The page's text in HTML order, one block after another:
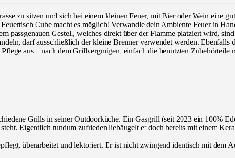
zu sitzen und sich bei einem kleinen Feuer, mit Bier oder Wein eine
Cube macht es möglich! Verwandle dein Ambiente Feuer in
passgenauen Gestell, welches direkt über der Flamme platziert wird,
darf ausschließlich der kleine Brenner verwendet werden. Ebenfalls
aus – nach dem Grillvergnügen, einfach die benutzten
Grills in seiner Outdoorküche. Ein Gasgrill (seit 2023 ein 100%
Eigentlich rundum zufrieden liebäugelt er doch bereits mit einem
überarbeitet und lektoriert. Er ist nicht zwingend identisch mit dem